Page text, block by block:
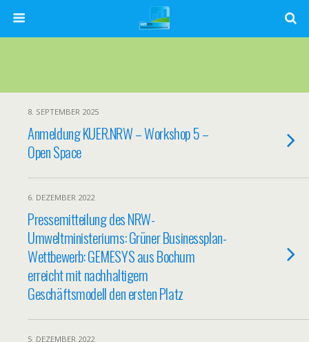
8. SEPTEMBER 2025
Anmeldung KUER.NRW – Workshop 5 –
Open Space
6. DEZEMBER 2022
Pressemitteilung des NRW-
Umweltministeriums: Grüner Businessplan-
Wettbewerb: GEMESYS aus Bochum
erreicht mit nachhaltigem
Geschäftsmodell den ersten Platz
5. DEZEMBER 2022